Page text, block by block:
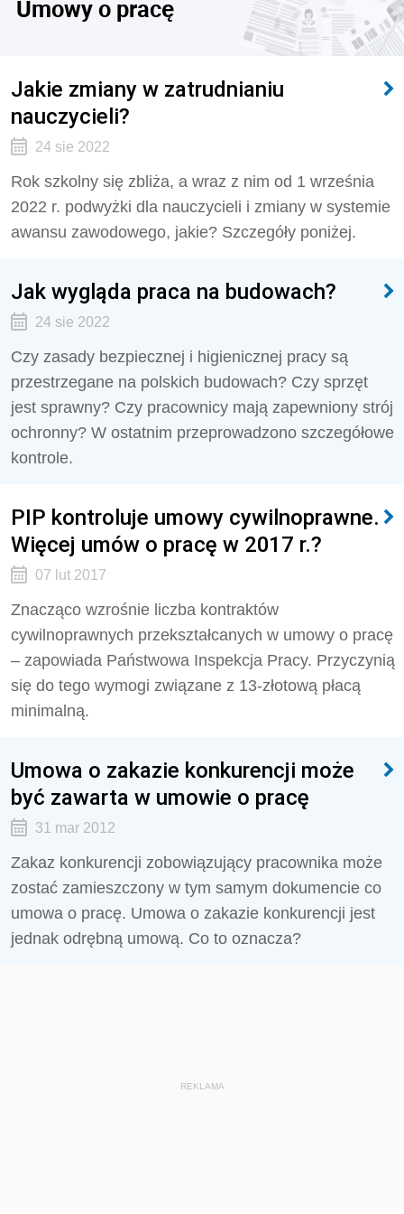
Umowy o pracę
Jakie zmiany w zatrudnianiu
nauczycieli?
24 sie 2022
Rok szkolny się zbliża, a wraz z nim od 1 września
2022 r. podwyżki dla nauczycieli i zmiany w systemie
awansu zawodowego, jakie? Szczegóły poniżej.
Jak wygląda praca na budowach?
24 sie 2022
Czy zasady bezpiecznej i higienicznej pracy są
przestrzegane na polskich budowach? Czy sprzęt
jest sprawny? Czy pracownicy mają zapewniony strój
ochronny? W ostatnim przeprowadzono szczegółowe
kontrole.
PIP kontroluje umowy cywilnoprawne.
Więcej umów o pracę w 2017 r.?
07 lut 2017
Znacząco wzrośnie liczba kontraktów
cywilnoprawnych przekształcanych w umowy o pracę
– zapowiada Państwowa Inspekcja Pracy. Przyczynią
się do tego wymogi związane z 13-złotową płacą
minimalną.
Umowa o zakazie konkurencji może
być zawarta w umowie o pracę
31 mar 2012
Zakaz konkurencji zobowiązujący pracownika może
zostać zamieszczony w tym samym dokumencie co
umowa o pracę. Umowa o zakazie konkurencji jest
jednak odrębną umową. Co to oznacza?
REKLAMA